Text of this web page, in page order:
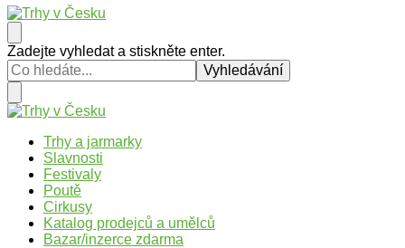
Trhy v Česku
Trhy, jarmarky, slavnosti a poutě v České republice
Hledáte
něco
?
Zadejte vyhledat a stiskněte enter.
Trhy v Česku
Trhy, jarmarky, slavnosti a poutě v České republice
Trhy a jarmarky
Slavnosti
Festivaly
Poutě
Cirkusy
Katalog prodejců a umělců
Bazar/inzerce zdarma